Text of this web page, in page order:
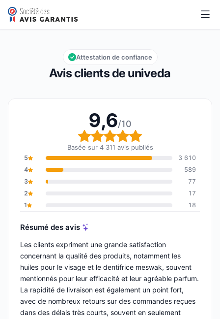
univeda
Note globale : 9,6 sur 10
9,6/10
Avis clients de univeda
Attestation de confiance
9,6/10
Note globale : 9,6 sur
Basée sur 4 311 avis publiés
5
3 610
4
589
3
77
2
17
1
18
Résumé des avis
Les clients expriment une grande satisfaction
concernant la qualité des produits, notamment les
huiles pour le visage et le dentifrice meswak, souvent
mentionnés pour leur efficacité et leur agréable parfum.
La rapidité de livraison est également un point fort,
avec de nombreux retours sur des commandes reçues
dans des délais très courts, souvent en seulement